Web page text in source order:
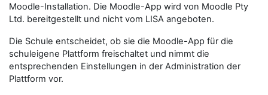
Moodle-Installation. Die Moodle-App wird von Moodle Pty
Ltd. bereitgestellt und nicht vom LISA angeboten.
Die Schule entscheidet, ob sie die Moodle-App für die
schuleigene Plattform freischaltet und nimmt die
entsprechenden Einstellungen in der Administration der
Plattform vor.